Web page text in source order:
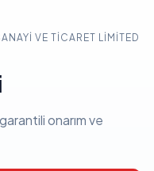
VE TICARET LIMITED
onarım ve